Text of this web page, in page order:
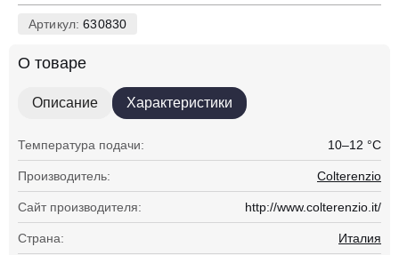
Артикул:630830
О товаре
Описание Характеристики
Температура подачи: 10–12 °С
Производитель: Colterenzio
Сайт производителя: http://www.colterenzio.it/
Страна: Италия